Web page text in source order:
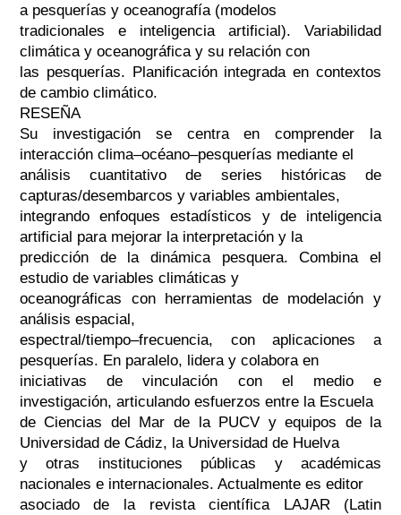
a pesquerías y oceanografía (modelos
tradicionales e inteligencia artificial). Variabilidad
climática y oceanográfica y su relación con
las pesquerías. Planificación integrada en contextos
de cambio climático.
RESEÑA
Su investigación se centra en comprender la
interacción clima–océano–pesquerías mediante el
análisis cuantitativo de series históricas de
capturas/desembarcos y variables ambientales,
integrando enfoques estadísticos y de inteligencia
artificial para mejorar la interpretación y la
predicción de la dinámica pesquera. Combina el
estudio de variables climáticas y
oceanográficas con herramientas de modelación y
análisis espacial,
espectral/tiempo–frecuencia, con aplicaciones a
pesquerías. En paralelo, lidera y colabora en
iniciativas de vinculación con el medio e
investigación, articulando esfuerzos entre la Escuela
de Ciencias del Mar de la PUCV y equipos de la
Universidad de Cádiz, la Universidad de Huelva
y otras instituciones públicas y académicas
nacionales e internacionales. Actualmente es editor
asociado de la revista científica LAJAR (Latin